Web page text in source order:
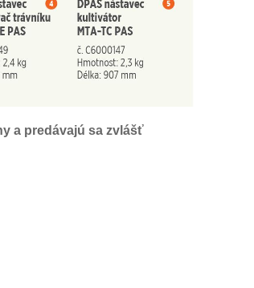
a predávajú sa zvlášť